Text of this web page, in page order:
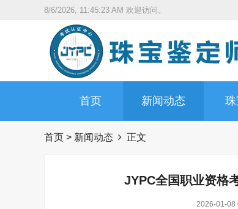
8/6/2026, 11:45:24 AM 欢迎访问。
首页 新闻动态
首页 > 新闻动态 正文
JYPC全国职业资格
2026-01-08